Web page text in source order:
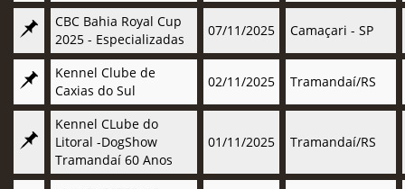
CBC Bahia Royal Cup
2025 - Especializadas
07/11/2025 Camaçari - SP
Kennel Clube de
Caxias do Sul
02/11/2025 Tramandaí/RS
Kennel CLube do
Litoral -DogShow
Tramandaí 60 Anos
01/11/2025 Tramandaí/RS